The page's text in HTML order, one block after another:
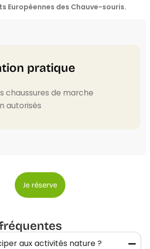
Européennes des Chauve-souris.
pratique
chaussures de marche
autorisés
Je réserve
aux activités nature ?